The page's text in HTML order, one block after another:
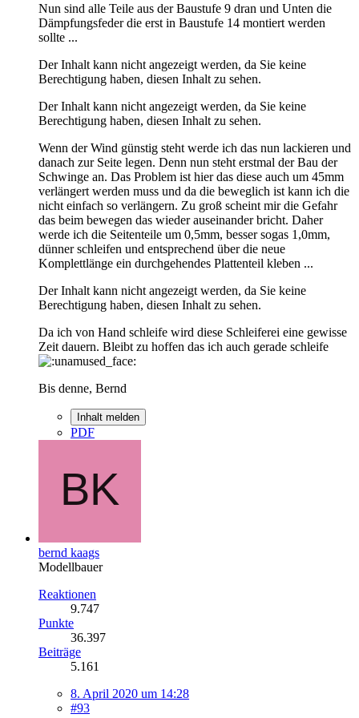
Nun sind alle Teile aus der Baustufe 9 dran und Unten die
Dämpfungsfeder die erst in Baustufe 14 montiert werden
sollte ...
Der Inhalt kann nicht angezeigt werden, da Sie keine
Berechtigung haben, diesen Inhalt zu sehen.
Der Inhalt kann nicht angezeigt werden, da Sie keine
Berechtigung haben, diesen Inhalt zu sehen.
Wenn der Wind günstig steht werde ich das nun lackieren und
danach zur Seite legen. Denn nun steht erstmal der Bau der
Schwinge an. Das Problem ist hier das diese auch um 45mm
verlängert werden muss und da die beweglich ist kann ich die
nicht einfach so verlängern. Zu groß scheint mir die Gefahr
das beim bewegen das wieder auseinander bricht. Daher
werde ich die Seitenteile um 0,5mm, besser sogas 1,0mm,
dünner schleifen und entsprechend über die neue
Komplettlänge ein durchgehendes Plattenteil kleben ...
Der Inhalt kann nicht angezeigt werden, da Sie keine
Berechtigung haben, diesen Inhalt zu sehen.
Da ich von Hand schleife wird diese Schleiferei eine gewisse
Zeit dauern. Bleibt zu hoffen das ich auch gerade schleife
Bis denne, Bernd
Inhalt melden
PDF
bernd kaags
Modellbauer
Reaktionen
9.747
Punkte
36.397
Beiträge
5.161
8. April 2020 um 14:28
#93